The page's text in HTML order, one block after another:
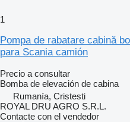
1
Pompa de rabatare cabină
para Scania camión
Precio a consultar
Bomba de elevación de cabina
Rumanía, Cristesti
ROYAL DRU AGRO S.R.L.
Contacte con el vendedor